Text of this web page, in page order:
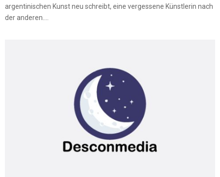
argentinischen Kunst neu schreibt, eine vergessene Künstlerin nach
der anderen....